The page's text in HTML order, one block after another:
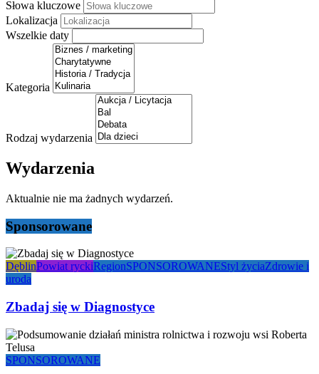
Słowa kluczowe
Lokalizacja
Wszelkie daty
Kategoria
Rodzaj wydarzenia
Wydarzenia
Aktualnie nie ma żadnych wydarzeń.
Sponsorowane
DęblinPowiat ryckiRegionSPONSOROWANEStyl życiaZdrowie i
uroda
Zbadaj się w Diagnostyce
SPONSOROWANE